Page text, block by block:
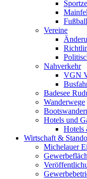
Vereine
Nahverkehr
VGN
Badesee
Wanderwege
Hotels und
Hotels
Wirtschaft &
Michelauer